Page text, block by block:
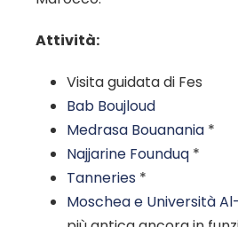
Attività:
Visita guidata di Fes
Bab Boujloud
Medrasa Bouanania *
Najjarine Founduq *
Tanneries *
Moschea e Università